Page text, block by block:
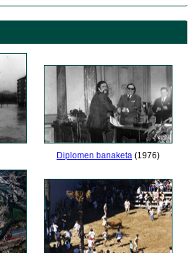
Diplomen banaketa (1976)